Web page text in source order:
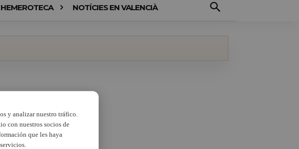
HEMEROTECA NOTÍCIES EN VALENCIÀ
y analizar nuestro tráfico.
con nuestros socios de
que les haya